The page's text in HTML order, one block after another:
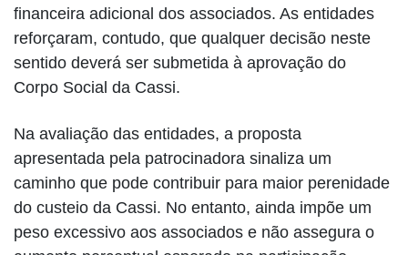
financeira adicional dos associados. As entidades
reforçaram, contudo, que qualquer decisão neste
sentido deverá ser submetida à aprovação do
Corpo Social da Cassi.
Na avaliação das entidades, a proposta
apresentada pela patrocinadora sinaliza um
caminho que pode contribuir para maior perenidade
do custeio da Cassi. No entanto, ainda impõe um
peso excessivo aos associados e não assegura o